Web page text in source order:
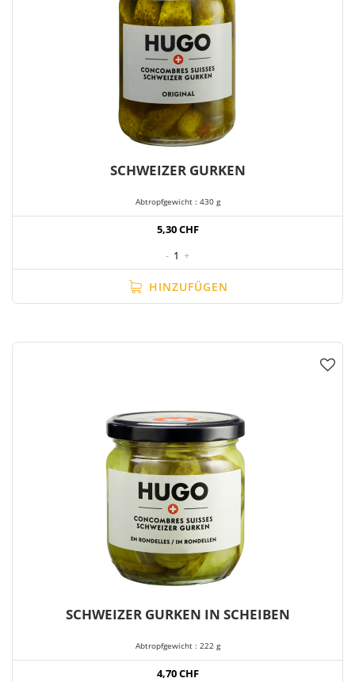
SCHWEIZER GURKEN
Abtropfgewicht : 430 g
5,30 CHF
- 1 +
HINZUFÜGEN
SCHWEIZER GURKEN IN SCHEIBEN
Abtropfgewicht : 222 g
4,70 CHF